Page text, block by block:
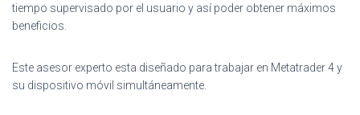
tiempo supervisado por el usuario y así poder obtener máximos
beneficios.
Este asesor experto esta diseñado para trabajar en Metatrader 4 y
su dispositivo móvil simultáneamente.